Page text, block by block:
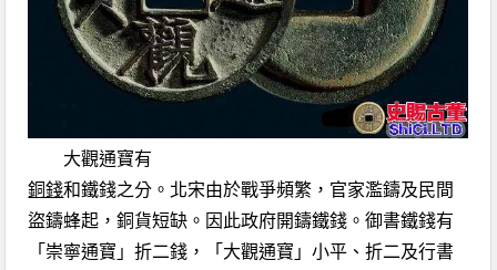
大觀通寶有
銅錢和鐵錢之分。北宋由於戰爭頻繁，官家濫鑄及民間
盜鑄蜂起，銅貨短缺。因此政府開鑄鐵錢。御書鐵錢有
「崇寧通寶」折二錢，「大觀通寶」小平、折二及行書